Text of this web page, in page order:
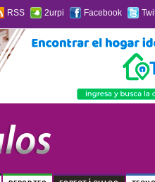
RSS 2urpi Facebook